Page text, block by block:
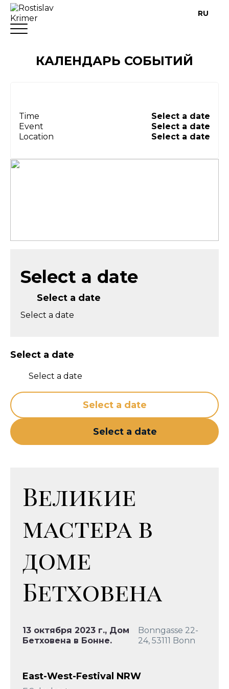
RU
КАЛЕНДАРЬ СОБЫТИЙ
Time
Select a date
Event
Select a date
Location
Select a date
Select a date
Select a date
Select a date
Select a date
Select a date
Select a date
Select a date
Великие
мастера в
доме
Бетховена
13 октября 2023 г., Дом
Бетховена в Бонне.
Bonngasse 22-
24, 53111 Bonn
East-West-Festival NRW